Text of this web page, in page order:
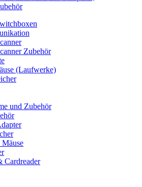
Zubehör
(Laufwerke)
und Zubehör
Mäuse
Cardreader